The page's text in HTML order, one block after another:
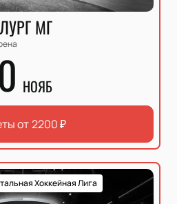
МГ
НОЯБ
от2200₽
Хоккейная Лига